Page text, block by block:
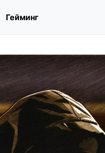
Гейминг